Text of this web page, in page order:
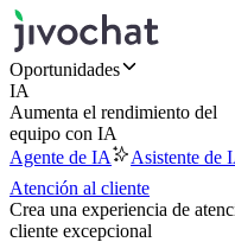
Oportunidades
IA
Aumenta el rendimiento del
equipo con IA
Agente de IA
Asistente de
Atención al cliente
Crea una experiencia de
cliente excepcional